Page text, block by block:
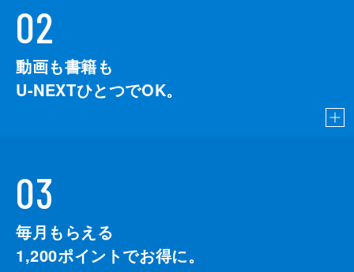
02
動画も書籍も
U-NEXTひとつでOK。
03
毎月もらえる
1,200ポイントでお得に。